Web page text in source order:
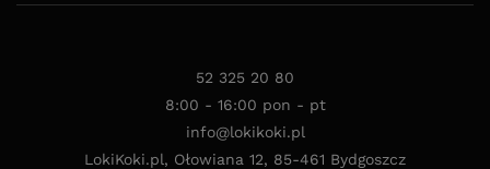
52 325 20 80
8:00 - 16:00 pon - pt
info@lokikoki.pl
LokiKoki.pl, Ołowiana 12, 85-461 Bydgoszcz